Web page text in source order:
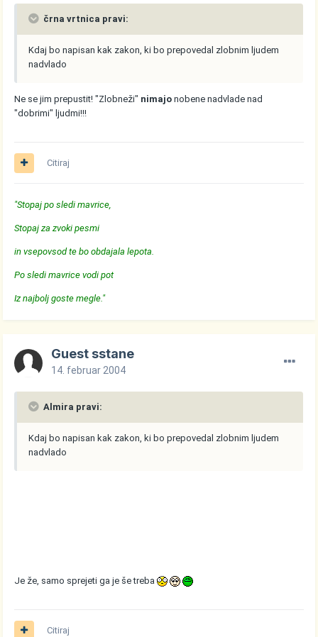
črna vrtnica pravi:
Kdaj bo napisan kak zakon, ki bo prepovedal zlobnim ljudem
nadvlado
Ne se jim prepustit! "Zlobneži" nimajo nobene nadvlade nad
"dobrimi" ljudmi!!!
Citiraj
"Stopaj po sledi mavrice,
Stopaj za zvoki pesmi
in vsepovsod te bo obdajala lepota.
Po sledi mavrice vodi pot
Iz najbolj goste megle."
Guest sstane
14. februar 2004
Almira pravi:
Kdaj bo napisan kak zakon, ki bo prepovedal zlobnim ljudem
nadvlado
Je že, samo sprejeti ga je še treba
Citiraj